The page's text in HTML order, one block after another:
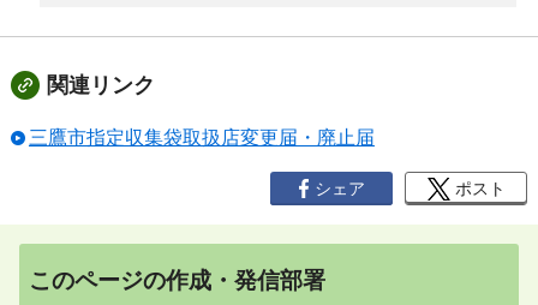
関連リンク
三鷹市指定収集袋取扱店変更届・廃止届
シェア ポスト
このページの作成・発信部署